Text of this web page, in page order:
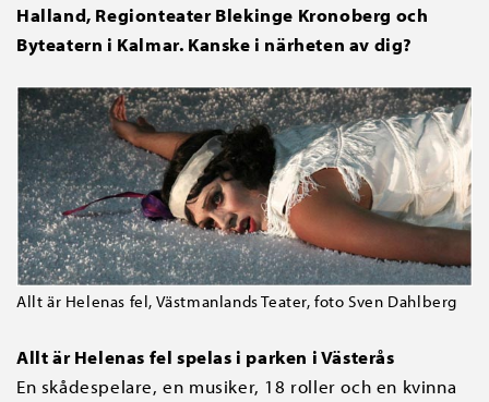
Halland, Regionteater Blekinge Kronoberg och
Byteatern i Kalmar. Kanske i närheten av dig?
Allt är Helenas fel, Västmanlands Teater, foto Sven Dahlberg
Allt är Helenas fel spelas i parken i Västerås
En skådespelare, en musiker, 18 roller och en kvinna